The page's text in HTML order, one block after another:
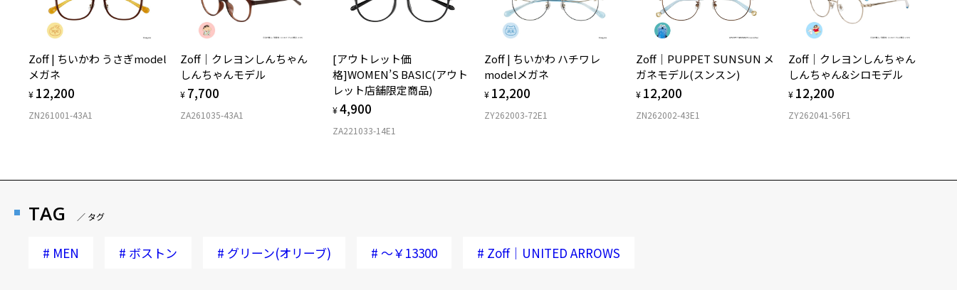
Zoff | ちいかわ うさぎmodel
メガネ
¥ 12,200
ZN261001-43A1
Zoff｜クレヨンしんちゃん
しんちゃんモデル
¥ 7,700
ZA261035-43A1
[アウトレット価
格]WOMEN’S BASIC(アウト
レット店舗限定商品)
¥4,900
ZA221033-14E1
Zoff | ちいかわ ハチワレ
modelメガネ
¥ 12,200
ZY262003-72E1
Zoff｜PUPPET SUNSUN メ
ガネモデル(スンスン)
¥ 12,200
ZN262002-43E1
Zoff｜クレヨンしんちゃん
しんちゃん&シロモデル
¥ 12,200
ZY262041-56F1
TAG ／ タグ
# MEN # ボストン # グリーン(オリーブ) # ～￥13300 # Zoff｜UNITED ARROWS